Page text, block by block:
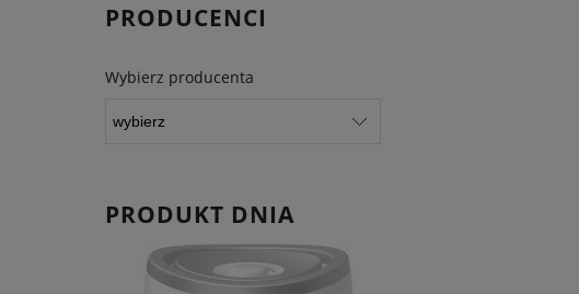
PRODUCENCI
Wybierz producenta
PRODUKT DNIA